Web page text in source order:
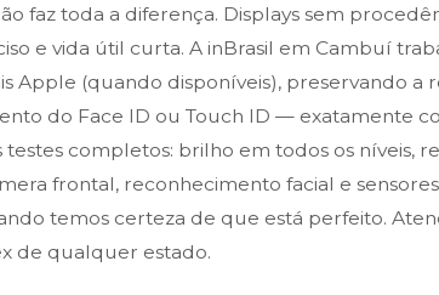
faz toda a diferença. Displays sem
e vida útil curta. A inBrasil em Cambuí
Apple (quando disponíveis), preservando a
do Face ID ou Touch ID — exatamente
testes completos: brilho em todos os níveis,
frontal, reconhecimento facial e
temos certeza de que está perfeito.
de qualquer estado.